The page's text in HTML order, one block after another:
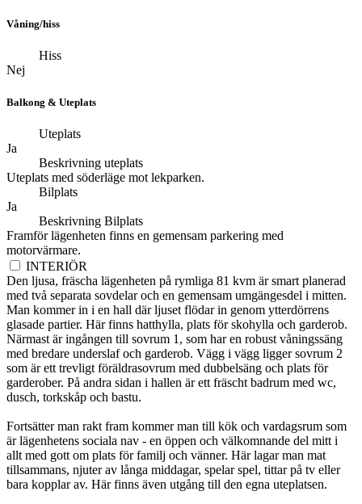
Våning/hiss
Hiss
Nej
Balkong & Uteplats
Uteplats
Ja
Beskrivning uteplats
Uteplats med söderläge mot lekparken.
Bilplats
Ja
Beskrivning Bilplats
Framför lägenheten finns en gemensam parkering med
motorvärmare.
INTERIÖR
Den ljusa, fräscha lägenheten på rymliga 81 kvm är smart planerad
med två separata sovdelar och en gemensam umgängesdel i mitten.
Man kommer in i en hall där ljuset flödar in genom ytterdörrens
glasade partier. Här finns hatthylla, plats för skohylla och garderob.
Närmast är ingången till sovrum 1, som har en robust våningssäng
med bredare underslaf och garderob. Vägg i vägg ligger sovrum 2
som är ett trevligt föräldrasovrum med dubbelsäng och plats för
garderober. På andra sidan i hallen är ett fräscht badrum med wc,
dusch, torkskåp och bastu.
Fortsätter man rakt fram kommer man till kök och vardagsrum som
är lägenhetens sociala nav - en öppen och välkomnande del mitt i
allt med gott om plats för familj och vänner. Här lagar man mat
tillsammans, njuter av långa middagar, spelar spel, tittar på tv eller
bara kopplar av. Här finns även utgång till den egna uteplatsen.